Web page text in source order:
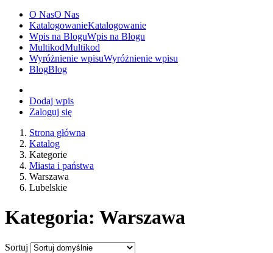
O NasO Nas
KatalogowanieKatalogowanie
Wpis na BloguWpis na Blogu
MultikodMultikod
Wyróżnienie wpisuWyróżnienie wpisu
BlogBlog
Dodaj wpis
Zaloguj się
Strona główna
Katalog
Kategorie
Miasta i państwa
Warszawa
Lubelskie
Kategoria: Warszawa
Sortuj